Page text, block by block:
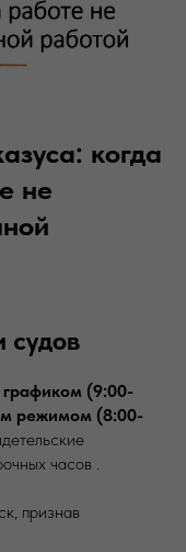
когда
не
судов
графиком (9:00-
режимом (8:00-
часов .
признав